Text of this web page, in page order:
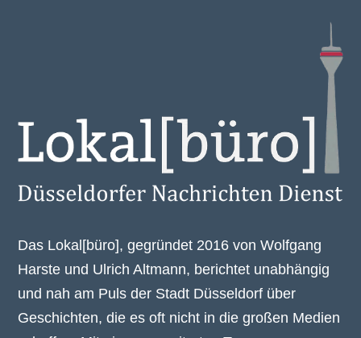
Das Lokal[büro], gegründet 2016 von Wolfgang
Harste und Ulrich Altmann, berichtet unabhängig
und nah am Puls der Stadt Düsseldorf über
Geschichten, die es oft nicht in die großen Medien